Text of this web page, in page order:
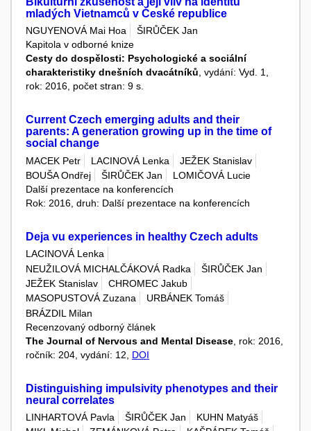
mladých Vietnamců v České republice
NGUYENOVÁ Mai Hoa
ŠIRŮČEK Jan
Kapitola v odborné knize
Cesty do dospělosti: Psychologické a sociální
charakteristiky dnešních dvacátníků, vydání: Vyd. 1,
rok: 2016, počet stran: 9 s.
Current Czech emerging adults and their
parents: A generation growing up in the time of
social change
MACEK Petr LACINOVÁ Lenka
JEŽEK Stanislav
BOUŠA Ondřej
ŠIRŮČEK Jan
LOMIČOVÁ Lucie
Další prezentace na konferencích
Rok: 2016, druh: Další prezentace na konferencích
Deja vu experiences in healthy Czech adults
LACINOVÁ Lenka
NEUŽILOVÁ MICHALČÁKOVÁ Radka
ŠIRŮČEK Jan
JEŽEK Stanislav
CHROMEC Jakub
MASOPUSTOVÁ Zuzana
URBÁNEK Tomáš
BRÁZDIL Milan
Recenzovaný odborný článek
The Journal of Nervous and Mental Disease , rok: 2016,
ročník: 204, vydání: 12, DOI
Distinguishing impulsivity phenotypes and their
neural correlates
LINHARTOVÁ Pavla ŠIRŮČEK Jan
KUHN Matyáš